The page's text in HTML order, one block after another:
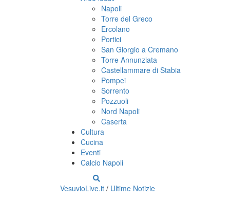
Napoli
Torre del Greco
Ercolano
Portici
San Giorgio a Cremano
Torre Annunziata
Castellammare di Stabia
Pompei
Sorrento
Pozzuoli
Nord Napoli
Caserta
Cultura
Cucina
Eventi
Calcio Napoli
VesuvioLive.it / Ultime Notizie